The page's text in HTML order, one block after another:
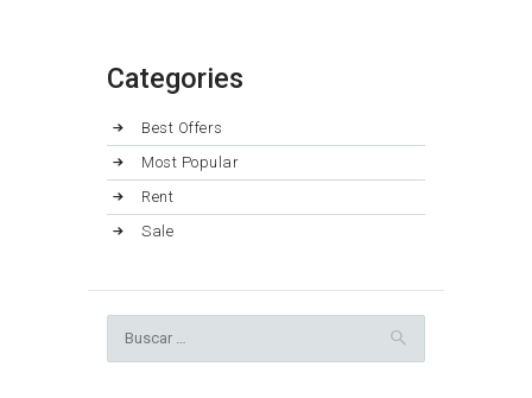
Categories
Best Offers
Most Popular
Rent
Sale